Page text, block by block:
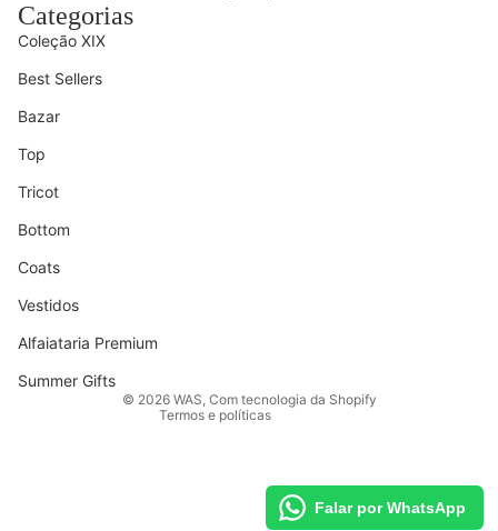
Categorias
Coleção XIX
Best Sellers
Bazar
Top
Tricot
Bottom
Coats
Vestidos
Alfaiataria Premium
Summer Gifts
© 2026 WAS, Com tecnologia da Shopify
Termos e políticas
Política de privacidade
Termos de serviço
Falar por WhatsApp